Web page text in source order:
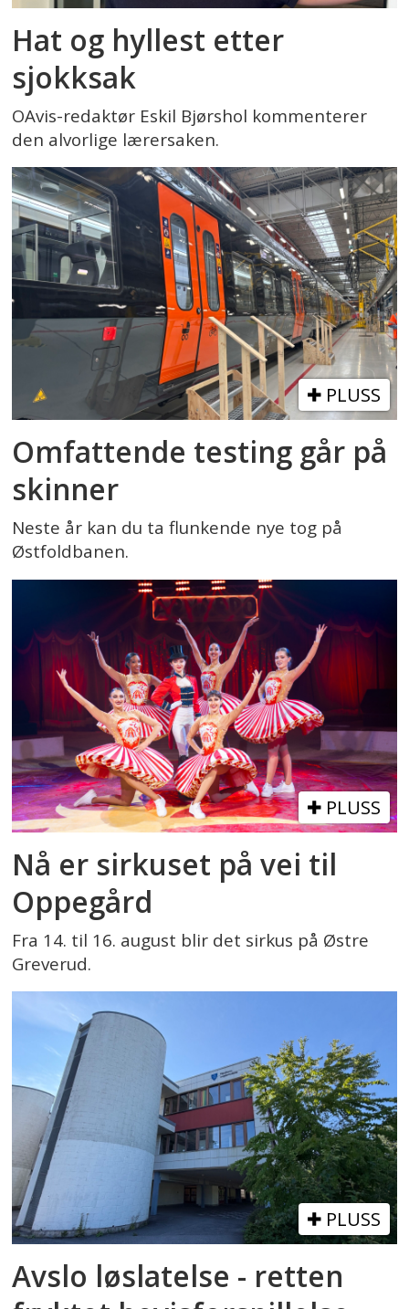
Hat og hyllest etter
sjokksak
OAvis-redaktør Eskil Bjørshol kommenterer
den alvorlige lærersaken.
PLUSS
Omfattende testing går på
skinner
Neste år kan du ta flunkende nye tog på
Østfoldbanen.
PLUSS
Nå er sirkuset på vei til
Oppegård
Fra 14. til 16. august blir det sirkus på Østre
Greverud.
PLUSS
Avslo løslatelse - retten